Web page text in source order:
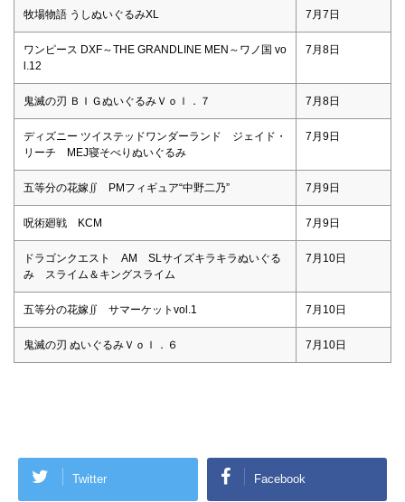
牧場物語 うしぬいぐるみXL 7月7日
ワンピース DXF～THE GRANDLINE MEN～ワノ国 vo
l.12
7月8日
鬼滅の刃 ＢＩＧぬいぐるみＶｏｌ．７ 7月8日
ディズニー ツイステッドワンダーランド ジェイド・
リーチ MEJ寝そべりぬいぐるみ
7月9日
五等分の花嫁∬ PMフィギュア“中野二乃” 7月9日
呪術廻戦 KCM 7月9日
ドラゴンクエスト AM SLサイズキラキラぬいぐる
み スライム＆キングスライム
7月10日
五等分の花嫁∬ サマーケットvol.1 7月10日
鬼滅の刃 ぬいぐるみＶｏｌ．６ 7月10日
Twitter Facebook